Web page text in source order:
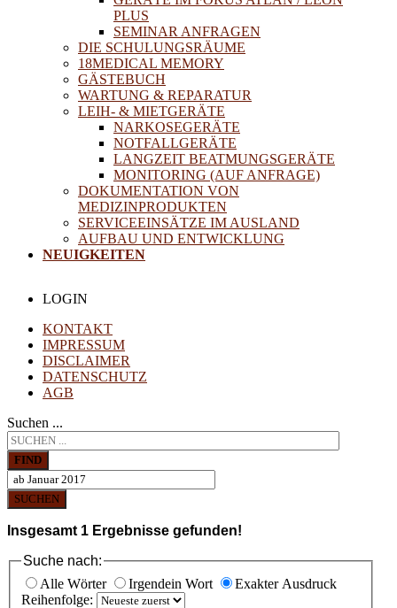
PLUS
SEMINAR ANFRAGEN
DIE SCHULUNGSRÄUME
18MEDICAL MEMORY
GÄSTEBUCH
WARTUNG & REPARATUR
LEIH- & MIETGERÄTE
NARKOSEGERÄTE
NOTFALLGERÄTE
LANGZEIT BEATMUNGSGERÄTE
MONITORING (AUF ANFRAGE)
DOKUMENTATION VON
MEDIZINPRODUKTEN
SERVICEEINSÄTZE IM AUSLAND
AUFBAU UND ENTWICKLUNG
NEUIGKEITEN
LOGIN
KONTAKT
IMPRESSUM
DISCLAIMER
DATENSCHUTZ
AGB
Suchen ...
FIND
SUCHEN
Insgesamt 1 Ergebnisse gefunden!
Suche nach:
Alle Wörter
Irgendein Wort
Exakter Ausdruck
Reihenfolge: